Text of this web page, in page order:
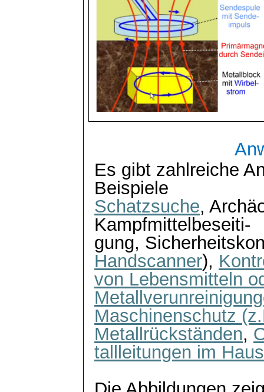
Es gibt zahlreiche
Beispiele
Schatzsuche,
Kampfmittelbeseiti-
gung,
Handscanner),
von Lebensmitteln
Maschinenschutz
Metallrückständen,
tallleitungen im